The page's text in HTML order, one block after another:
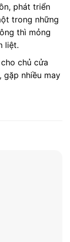
phát triển
trong những
thì mỏng
liệt.
chủ cửa
gặp nhiều may